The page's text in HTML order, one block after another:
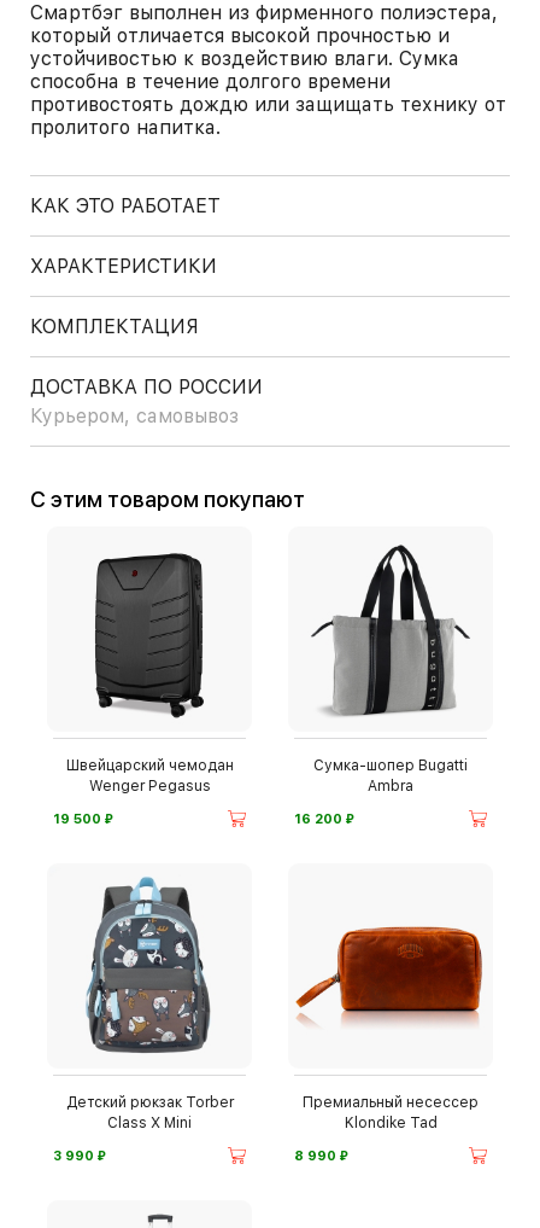
Смартбэг выполнен из фирменного полиэстера,
который отличается высокой прочностью и
устойчивостью к воздействию влаги. Сумка
способна в течение долгого времени
противостоять дождю или защищать технику от
пролитого напитка.
КАК ЭТО РАБОТАЕТ
ХАРАКТЕРИСТИКИ
КОМПЛЕКТАЦИЯ
ДОСТАВКА ПО РОССИИ
Курьером, самовывоз
С этим товаром покупают
Швейцарский чемодан
Wenger Pegasus
19 500 ⃏
Сумка-шопер Bugatti
Ambra
16 200 ⃏
Детский рюкзак Torber
Class X Mini
3 990 ⃏
Премиальный несессер
Klondike Tad
8 990 ⃏